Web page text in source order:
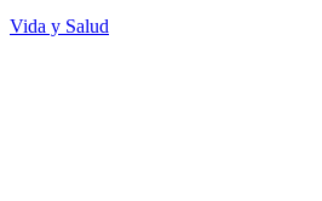
Vida y Salud